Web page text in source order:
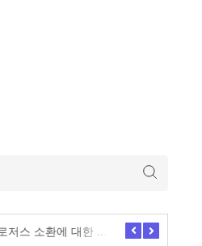
애슐리퀸즈 딸기축제의 모든 전메뉴 털기